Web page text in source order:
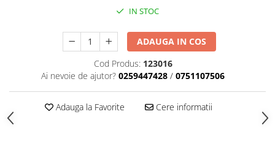
Hidroizolații fundație
Hidroizolații băi, terase și piscine
Hidroizolații acoperiș
Polistiren expandat
Polistiren extrudat
IN STOC
ADAUGA IN COS
Cod Produs: 123016
Ai nevoie de ajutor? 0259447428 / 0751107506
Adauga la Favorite Cere informatii